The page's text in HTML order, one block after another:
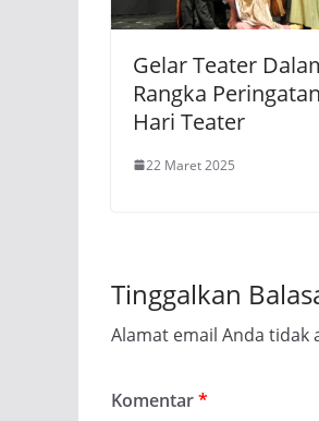
Gelar Teater
Rangka Peringatan
Hari Teater
22 Maret 2025
Tinggalkan
Alamat email Anda tidak
Komentar*